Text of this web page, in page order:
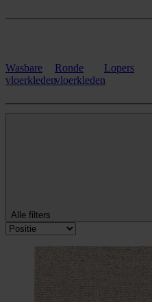
Wasbare
vloerkleden
Ronde
vloerkleden
Lopers
Alle filters